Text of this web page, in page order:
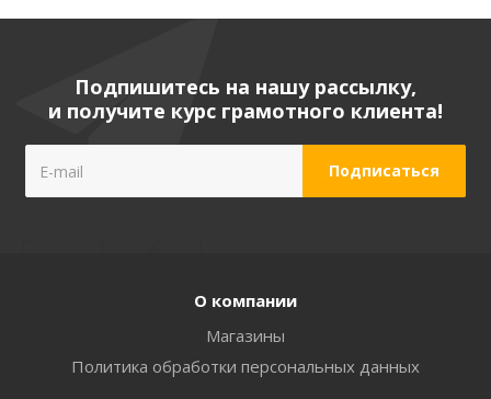
Подпишитесь на нашу рассылку,
и получите курс грамотного клиента!
О компании
Магазины
Политика обработки персональных данных